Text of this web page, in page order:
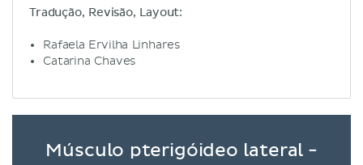
Tradução, Revisão, Layout:
Rafaela Ervilha Linhares
Catarina Chaves
Músculo pterigóideo lateral -